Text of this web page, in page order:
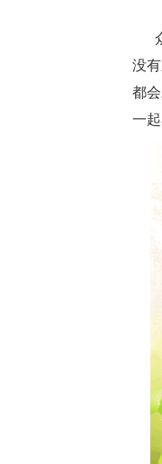
众
没
都
一起